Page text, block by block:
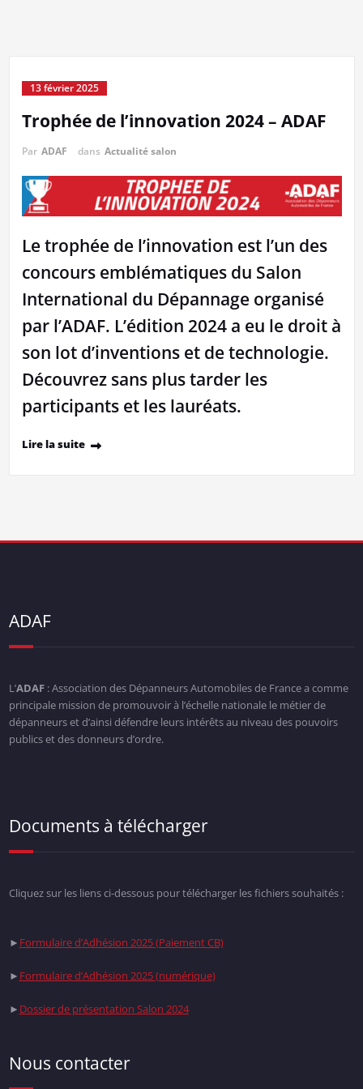
13 février 2025
Trophée de l’innovation 2024 – ADAF
Par ADAF dans Actualité salon
Le trophée de l’innovation est l’un des
concours emblématiques du Salon
International du Dépannage organisé
par l’ADAF. L’édition 2024 a eu le droit à
son lot d’inventions et de technologie.
Découvrez sans plus tarder les
participants et les lauréats.
Lire la suite
ADAF
L’ADAF: Association des Dépanneurs Automobiles de France a comme
principale mission de promouvoir à l’échelle nationale le métier de
dépanneurs et d’ainsi défendre leurs intérêts au niveau des pouvoirs
publics et des donneurs d’ordre.
Documents à télécharger
Cliquez sur les liens ci-dessous pour télécharger les fichiers souhaités :
► Formulaire d’Adhésion 2025 (Paiement CB)
► Formulaire d’Adhésion 2025 (numérique)
► Dossier de présentation Salon 2024
Nous contacter